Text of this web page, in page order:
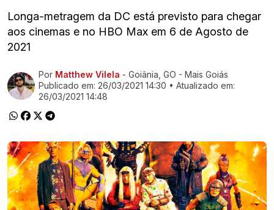
Longa-metragem da DC está previsto para chegar
aos cinemas e no HBO Max em 6 de Agosto de
2021
Ir direto pra matéria
Por Matthew Vilela - Goiânia, GO - Mais Goiás
Publicado em: 26/03/2021 14:30 • Atualizado em:
26/03/2021 14:48